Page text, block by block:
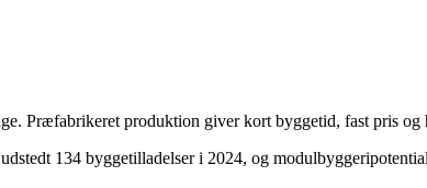
Præfabrikeret produktion giver kort byggetid, fast pris
134 byggetilladelser i 2024, og